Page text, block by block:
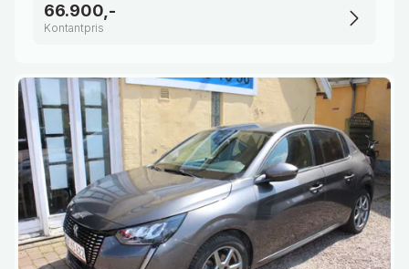
66.900,-
Kontantpris